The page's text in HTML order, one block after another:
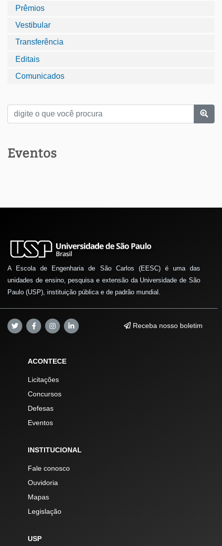
Prêmios
Vestibular
Transferência
Editais
Comunicados
Eventos
A Escola de Engenharia de São Carlos (EESC) é uma das
unidades de ensino, pesquisa e extensão da Universidade de São
Paulo (USP), instituição pública e de padrão mundial.
Receba nosso boletim
ACONTECE
Licitações
Concursos
Defesas
Eventos
INSTITUCIONAL
Fale conosco
Ouvidoria
Mapas
Legislação
USP